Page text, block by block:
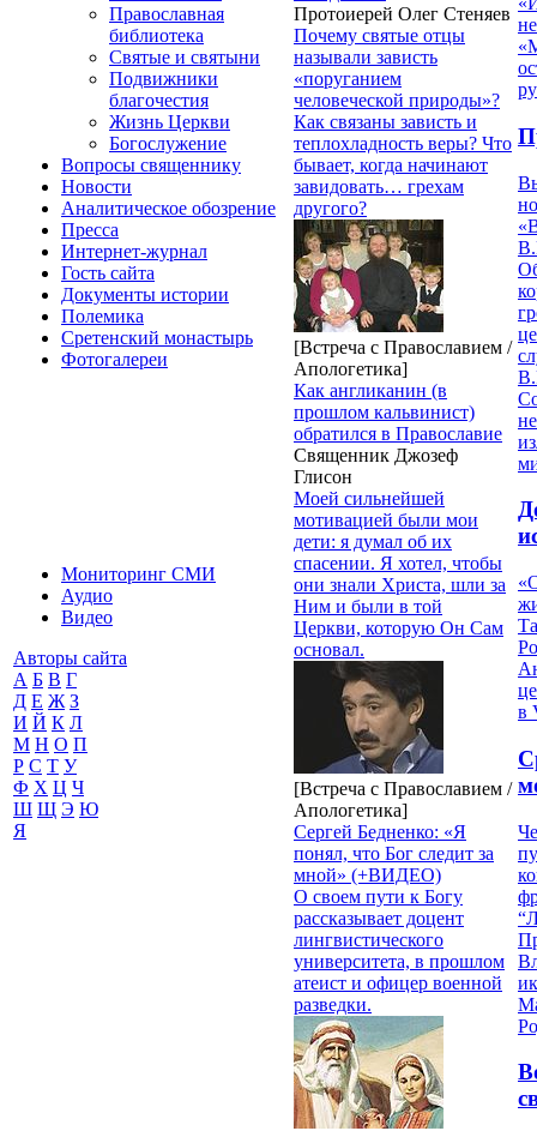
Православная
библиотека
Святые и святыни
Подвижники
благочестия
Жизнь Церкви
Богослужение
Вопросы священнику
Новости
Аналитическое обозрение
Пресса
Интернет-журнал
Гость сайта
Документы истории
Полемика
Сретенский монастырь
Фотогалереи
Мониторинг СМИ
Аудио
Видео
Авторы сайта
А Б В Г
Д Е Ж З
И Й К Л
М Н О П
Р С Т У
Ф Х Ц Ч
Ш Щ Э Ю
Я
Протоиерей Олег Стеняев
Почему святые отцы
называли зависть
«поруганием
человеческой природы»?
Как связаны зависть и
теплохладность веры? Что
бывает, когда начинают
завидовать… грехам
другого?
[Встреча с Православием /
Апологетика]
Как англиканин (в
прошлом кальвинист)
обратился в Православие
Священник Джозеф
Глисон
Моей сильнейшей
мотивацией были мои
дети: я думал об их
спасении. Я хотел, чтобы
они знали Христа, шли за
Ним и были в той
Церкви, которую Он Сам
основал.
[Встреча с Православием /
Апологетика]
Сергей Бедненко: «Я
понял, что Бог следит за
мной» (+ВИДЕО)
О своем пути к Богу
рассказывает доцент
лингвистического
университета, в прошлом
атеист и офицер военной
разведки.
в